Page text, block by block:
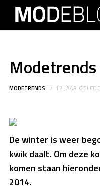
MODETRENDS 12 JAAR
De winter is weer
kwik daalt. Om deze
komen staan
2014.